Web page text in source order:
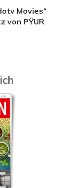
Movies“
von PŸUR